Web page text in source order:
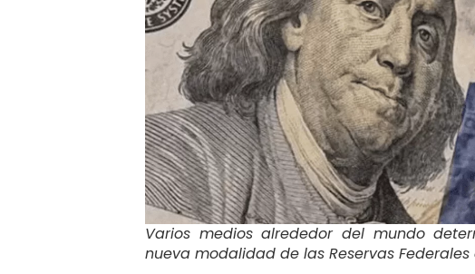
Varios medios alrededor del mundo
nueva modalidad de las Reservas Federales